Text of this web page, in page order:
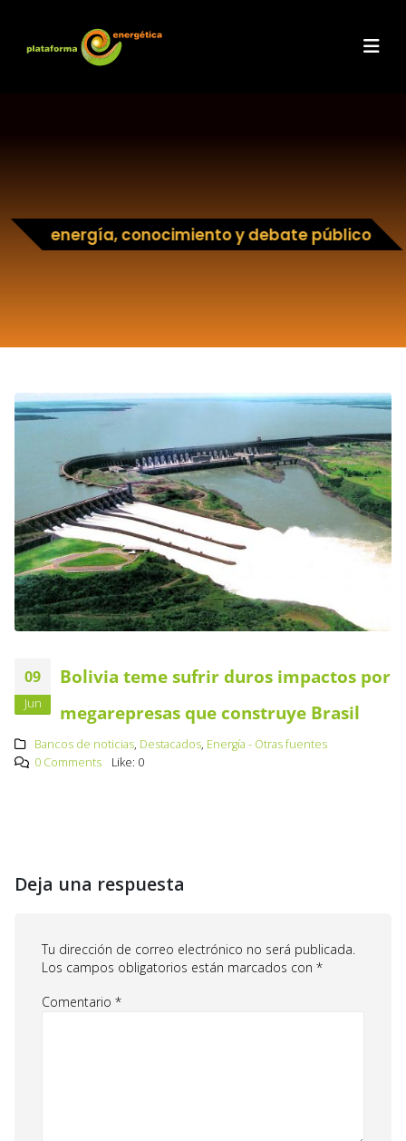
energía, conocimiento y debate público
09
Jun
Bolivia teme sufrir duros impactos por
megarepresas que construye Brasil
Bancos de noticias, Destacados, Energía - Otras fuentes
0 Comments
Like: 0
Deja una respuesta
Tu dirección de correo electrónico no será publicada.
Los campos obligatorios están marcados con *
Comentario *